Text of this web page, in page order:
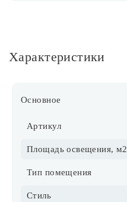
Характеристики
Основное
Артикул
Площадь освещения, м2
Тип помещения
Стиль